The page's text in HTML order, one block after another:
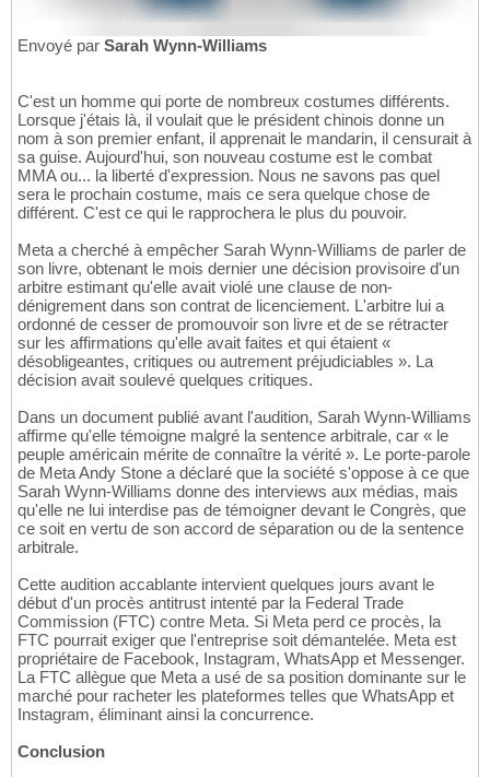
Envoyé par Sarah Wynn-Williams
C'est un homme qui porte de nombreux costumes différents.
Lorsque j'étais là, il voulait que le président chinois donne un
nom à son premier enfant, il apprenait le mandarin, il censurait à
sa guise. Aujourd'hui, son nouveau costume est le combat
MMA ou... la liberté d'expression. Nous ne savons pas quel
sera le prochain costume, mais ce sera quelque chose de
différent. C'est ce qui le rapprochera le plus du pouvoir.
Meta a cherché à empêcher Sarah Wynn-Williams de parler de
son livre, obtenant le mois dernier une décision provisoire d'un
arbitre estimant qu'elle avait violé une clause de non-
dénigrement dans son contrat de licenciement. L'arbitre lui a
ordonné de cesser de promouvoir son livre et de se rétracter
sur les affirmations qu'elle avait faites et qui étaient «
désobligeantes, critiques ou autrement préjudiciables ». La
décision avait soulevé quelques critiques.
Dans un document publié avant l'audition, Sarah Wynn-Williams
affirme qu'elle témoigne malgré la sentence arbitrale, car « le
peuple américain mérite de connaître la vérité ». Le porte-parole
de Meta Andy Stone a déclaré que la société s'oppose à ce que
Sarah Wynn-Williams donne des interviews aux médias, mais
qu'elle ne lui interdise pas de témoigner devant le Congrès, que
ce soit en vertu de son accord de séparation ou de la sentence
arbitrale.
Cette audition accablante intervient quelques jours avant le
début d'un procès antitrust intenté par la Federal Trade
Commission (FTC) contre Meta. Si Meta perd ce procès, la
FTC pourrait exiger que l'entreprise soit démantelée. Meta est
propriétaire de Facebook, Instagram, WhatsApp et Messenger.
La FTC allègue que Meta a usé de sa position dominante sur le
marché pour racheter les plateformes telles que WhatsApp et
Instagram, éliminant ainsi la concurrence.
Conclusion